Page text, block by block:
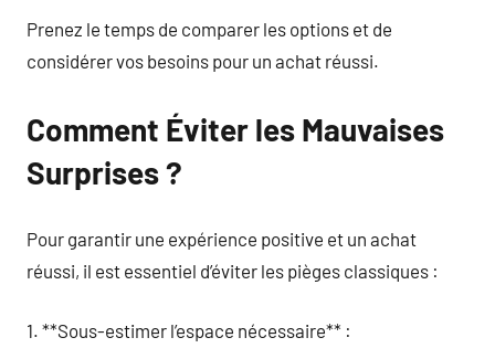
Prenez le temps de comparer les options et de
considérer vos besoins pour un achat réussi.
Comment Éviter les Mauvaises
Surprises ?
Pour garantir une expérience positive et un achat
réussi, il est essentiel d’éviter les pièges classiques :
1. **Sous-estimer l’espace nécessaire** :